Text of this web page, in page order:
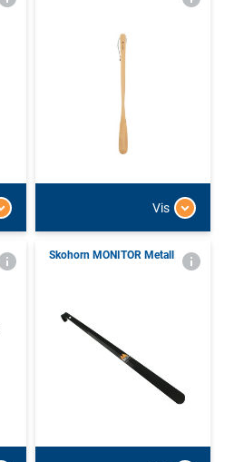
Vis
Skohorn MONITOR Metall